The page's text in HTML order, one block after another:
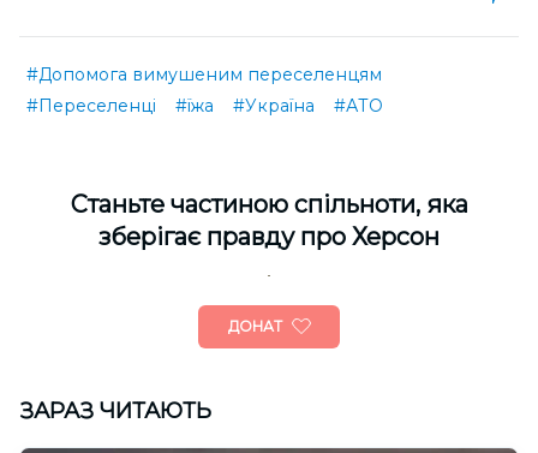
#Допомога вимушеним переселенцям
#Переселенці
#їжа #Україна #АТО
Cтаньте частиною спільноти, яка
зберігає правду про Херсон
ДОНАТ
ЗАРАЗ ЧИТАЮТЬ